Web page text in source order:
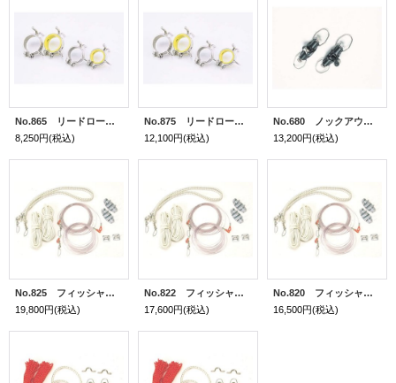
No.865 リードロープ固定用金具(1個) 40φ用
8,250円(税込)
No.875 リードロープ固定用金具(1個) 50.8φ用
12,100円(税込)
No.680 ノックアウト(2個・1艇分)
13,200円(税込)
No.825 フィッシャーマンズリードキット L
19,800円(税込)
No.822 フィッシャーマンズリードキット M
17,600円(税込)
No.820 フィッシャーマンズリードキット S
16,500円(税込)